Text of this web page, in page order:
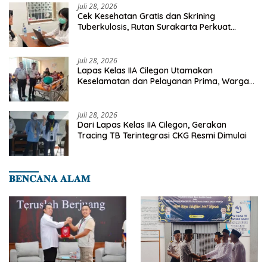
Juli 28, 2026
Cek Kesehatan Gratis dan Skrining
Tuberkulosis, Rutan Surakarta Perkuat
Juli 28, 2026
Lapas Kelas IIA Cilegon Utamakan
Keselamatan dan Pelayanan Prima, Warga
Juli 28, 2026
Dari Lapas Kelas IIA Cilegon, Gerakan
Tracing TB Terintegrasi CKG Resmi Dimulai
𝐁𝐄𝐍𝐂𝐀𝐍𝐀 𝐀𝐋𝐀𝐌